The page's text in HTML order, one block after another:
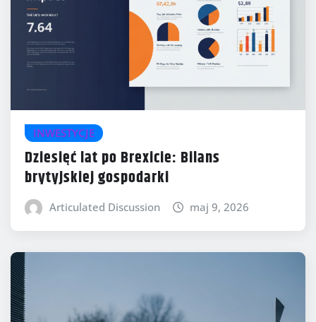
INWESTYCJE
Dziesięć lat po Brexicie: Bilans
brytyjskiej gospodarki
Articulated Discussion maj 9, 2026